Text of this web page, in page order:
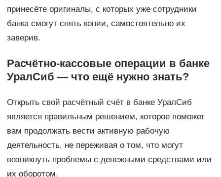
принесёте оригиналы, с которых уже сотрудники
банка смогут снять копии, самостоятельно их
заверив.
Расчётно-кассовые операции в банке
УралСиб — что ещё нужно знать?
Открыть свой расчётный счёт в банке УралСиб
является правильным решением, которое поможет
вам продолжать вести активную рабочую
деятельность, не переживая о том, что могут
возникнуть проблемы с денежными средствами или
их оборотом.